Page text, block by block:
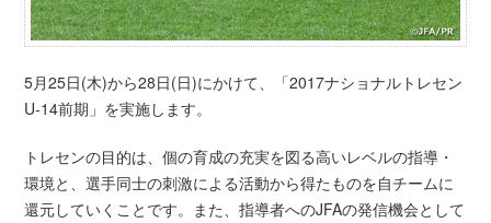
5月25日(木)から28日(日)にかけて、「2017ナショナルトレセン
U-14前期」を実施します。
トレセンの目的は、個の育成の充実を図る高いレベルの指導・
環境と、選手同士の刺激による活動から得たものを自チームに
還元していくことです。また、指導者へのJFAの発信機会として